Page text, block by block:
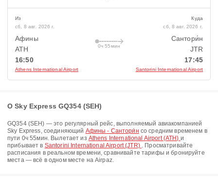
Из
сб, 8 авг. 2026 г.
Афины
ATH
16:50
Athens International Airport
0ч 55мин
Куда
сб, 8 авг. 2026 г.
Сантори́н
JTR
17:45
Santorini International Airport
О Sky Express GQ354 (SEH)
GQ354(SEH) — это регулярный рейс, выполняемый авиакомпанией
Sky Express, соединяющий Афины - Сантори́н со средним временем в
пути 0ч 55мин. Вылетает из Athens International Airport (ATH) и
прибывает в Santorini International Airport (JTR) . Просматривайте
расписания в реальном времени, сравнивайте тарифы и бронируйте
места — всё в одном месте на Airpaz.